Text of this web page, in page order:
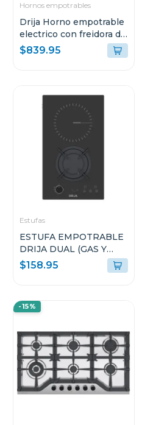
Hornos empotrables
Drija Horno empotrable
electrico con freidora de
aire de 105l america90
$839.95
Estufas
ESTUFA EMPOTRABLE
DRIJA DUAL (GAS Y
ELÉCTRICA) 29CM
VITROCERÁMICA
$158.95
-15%